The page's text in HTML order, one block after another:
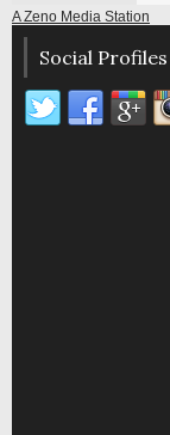
A Zeno Media Station
Social Profiles